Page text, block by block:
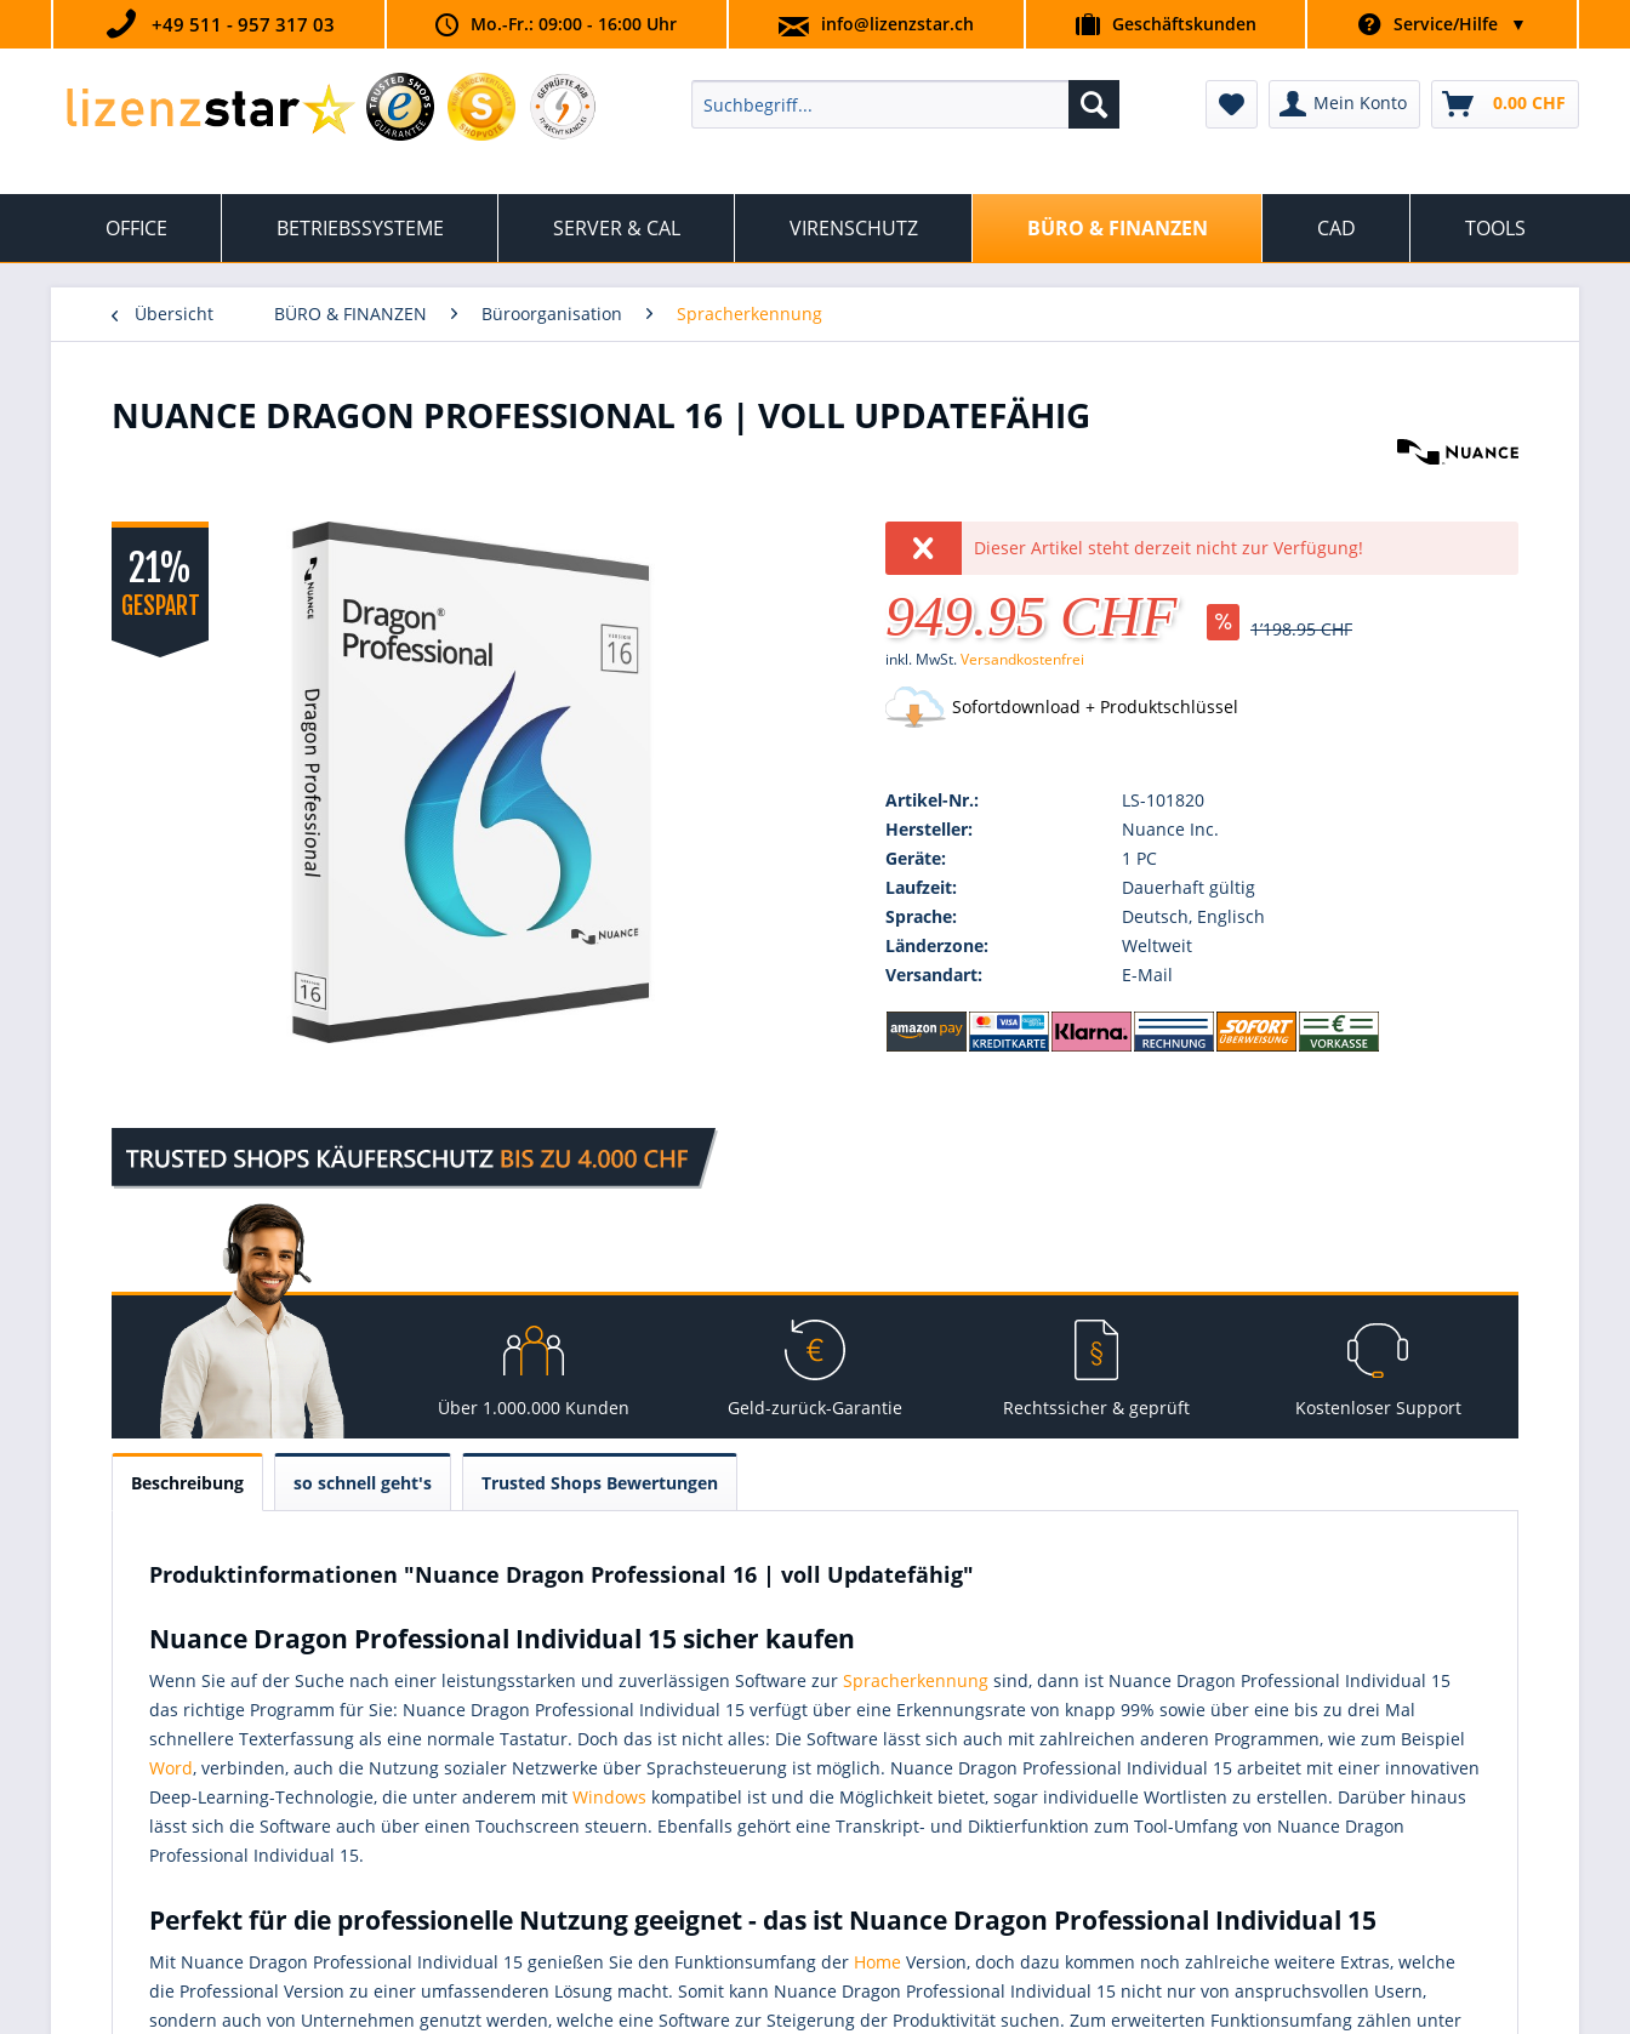
+49 511 - 957 317 03 Mo.-Fr.: 09:00 - 16:00 Uhr info@lizenzstar.ch Geschäftskunden Service/Hilfe ▼
Mein Konto 0.00 CHF
OFFICE BETRIEBSSYSTEME SERVER & CAL VIRENSCHUTZ BÜRO & FINANZEN CAD TOOLS
Übersicht BÜRO & FINANZEN Büroorganisation Spracherkennung
NUANCE DRAGON PROFESSIONAL 16 | VOLL UPDATEFÄHIG
21%
GESPART
Dieser Artikel steht derzeit nicht zur Verfügung!
949.95 CHF 1’198.95 CHF
inkl. MwSt.Versandkostenfrei
Sofortdownload + Produktschlüssel
Artikel-Nr.:
LS-101820
Hersteller:
Nuance Inc.
Geräte:
1 PC
Laufzeit:
Dauerhaft gültig
Sprache:
Deutsch, Englisch
Länderzone:
Weltweit
Versandart:
E-Mail
Über 1.000.000 Kunden Geld-zurück-Garantie Rechtssicher & geprüft Kostenloser Support
Beschreibung so schnell geht's Trusted Shops Bewertungen
Produktinformationen "Nuance Dragon Professional 16 | voll Updatefähig"
Nuance Dragon Professional Individual 15 sicher kaufen
Wenn Sie auf der Suche nach einer leistungsstarken und zuverlässigen Software zur Spracherkennung sind, dann ist Nuance Dragon Professional Individual 15
das richtige Programm für Sie: Nuance Dragon Professional Individual 15 verfügt über eine Erkennungsrate von knapp 99% sowie über eine bis zu drei Mal
schnellere Texterfassung als eine normale Tastatur. Doch das ist nicht alles: Die Software lässt sich auch mit zahlreichen anderen Programmen, wie zum Beispiel
Word, verbinden, auch die Nutzung sozialer Netzwerke über Sprachsteuerung ist möglich. Nuance Dragon Professional Individual 15 arbeitet mit einer innovativen
Deep-Learning-Technologie, die unter anderem mit Windows kompatibel ist und die Möglichkeit bietet, sogar individuelle Wortlisten zu erstellen. Darüber hinaus
lässt sich die Software auch über einen Touchscreen steuern. Ebenfalls gehört eine Transkript- und Diktierfunktion zum Tool-Umfang von Nuance Dragon
Professional Individual 15.
Perfekt für die professionelle Nutzung geeignet - das ist Nuance Dragon Professional Individual 15
Mit Nuance Dragon Professional Individual 15 genießen Sie den Funktionsumfang der Home Version, doch dazu kommen noch zahlreiche weitere Extras, welche
die Professional Version zu einer umfassenderen Lösung macht. Somit kann Nuance Dragon Professional Individual 15 nicht nur von anspruchsvollen Usern,
sondern auch von Unternehmen genutzt werden, welche eine Software zur Steigerung der Produktivität suchen. Zum erweiterten Funktionsumfang zählen unter